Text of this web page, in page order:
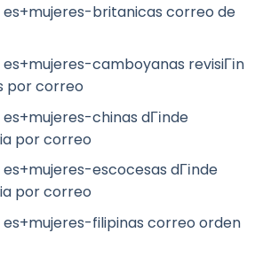
britanicas correo de
camboyanas revisiГіn
por correo
chinas dГіnde
por correo
escocesas dГіnde
por correo
filipinas correo orden